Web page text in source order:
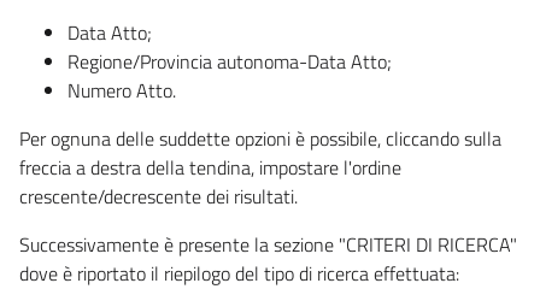
Data Atto;
Regione/Provincia autonoma-Data Atto;
Numero Atto.
Per ognuna delle suddette opzioni è possibile, cliccando sulla
freccia a destra della tendina, impostare l'ordine
crescente/decrescente dei risultati.
Successivamente è presente la sezione "CRITERI DI RICERCA"
dove è riportato il riepilogo del tipo di ricerca effettuata: